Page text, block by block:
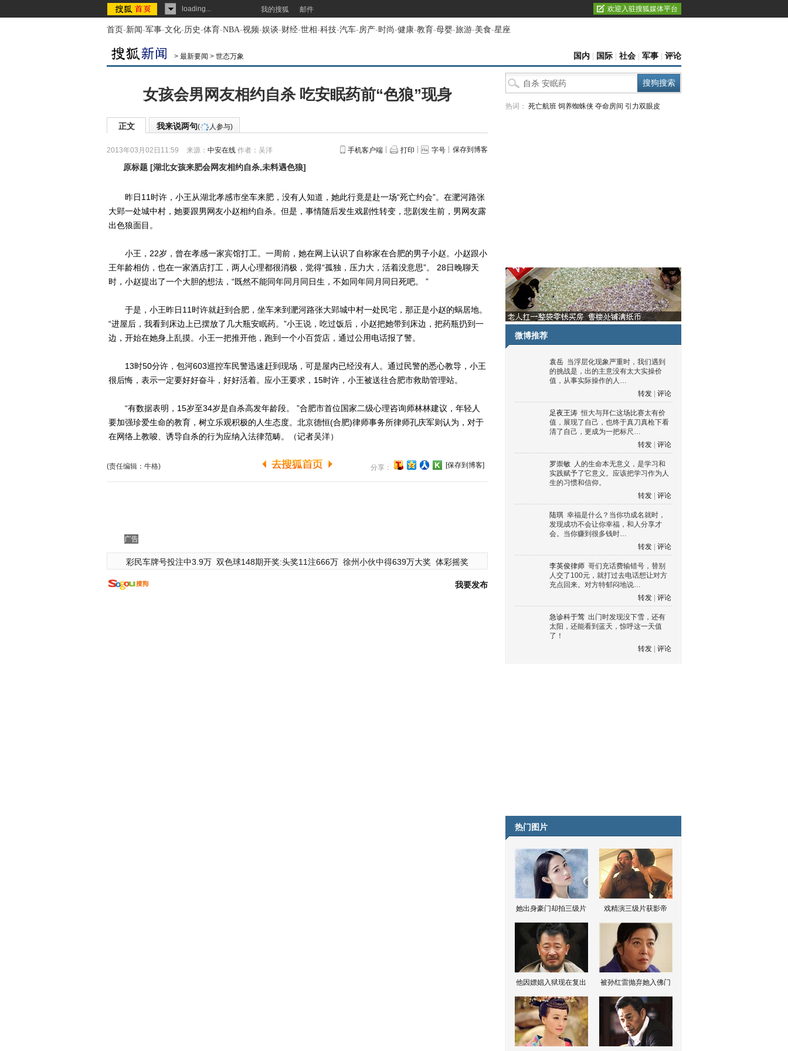
loading... 我的搜狐 邮件 欢迎入驻搜狐媒体平台
首页-新闻-军事-文化-历史-体育-NBA-视频-娱谈-财经-世相-科技-汽车-房产-时尚-健康-教育-母婴-旅游-美食-星座
> 最新要闻 > 世态万象 国内 国际 社会 军事 评论
女孩会男网友相约自杀 吃安眠药前“色狼”现身
正文 我来说两句( 人参与)
2013年03月02日11:59 来源： 中安在线 作者：吴洋 手机客户端 打印 字号 保存到博客
原标题 [湖北女孩来肥会网友相约自杀,未料遇色狼]
昨日11时许，小王从湖北孝感市坐车来肥，没有人知道，她此行竟是赴一场“死亡约会”。在淝河路张
大郢一处城中村，她要跟男网友小赵相约自杀。但是，事情随后发生戏剧性转变，悲剧发生前，男网友露
出色狼面目。
小王，22岁，曾在孝感一家宾馆打工。一周前，她在网上认识了自称家在合肥的男子小赵。小赵跟小
王年龄相仿，也在一家酒店打工，两人心理都很消极，觉得“孤独，压力大，活着没意思”。 28日晚聊天
时，小赵提出了一个大胆的想法，“既然不能同年同月同日生，不如同年同月同日死吧。 ”
于是，小王昨日11时许就赶到合肥，坐车来到淝河路张大郢城中村一处民宅，那正是小赵的蜗居地。
“进屋后，我看到床边上已摆放了几大瓶安眠药。”小王说，吃过饭后，小赵把她带到床边，把药瓶扔到一
边，开始在她身上乱摸。小王一把推开他，跑到一个小百货店，通过公用电话报了警。
13时50分许，包河603巡控车民警迅速赶到现场，可是屋内已经没有人。通过民警的悉心教导，小王
很后悔，表示一定要好好奋斗，好好活着。应小王要求，15时许，小王被送往合肥市救助管理站。
“有数据表明，15岁至34岁是自杀高发年龄段。 ”合肥市首位国家二级心理咨询师林林建议，年轻人
要加强珍爱生命的教育，树立乐观积极的人生态度。北京德恒(合肥)律师事务所律师孔庆军则认为，对于
在网络上教唆、诱导自杀的行为应纳入法律范畴。（记者吴洋）
(责任编辑：牛格) 分享： [保存到博客]
广告
彩民车牌号投注中3.9万 双色球148期开奖:头奖11注666万 徐州小伙中得639万大奖 体彩摇奖
我要发布
热词： 死亡航班 饲养蜘蛛侠 夺命房间 引力双眼皮
微博推荐
袁岳 当浮层化现象严重时，我们遇到
的挑战是，出的主意没有太大实操价
值，从事实际操作的人…
转发
评论
足夜王涛 恒大与拜仁这场比赛太有价
值，展现了自己，也终于真刀真枪下看
清了自己，更成为一把标尺…
转发
评论
罗崇敏 人的生命本无意义，是学习和
实践赋予了它意义。应该把学习作为人
生的习惯和信仰。
转发
评论
陆琪 幸福是什么？当你功成名就时，
发现成功不会让你幸福，和人分享才
会。当你赚到很多钱时…
转发
评论
李英俊律师 哥们充话费输错号，替别
人交了100元，就打过去电话想让对方
充点回来。对方特郁闷地说…
转发
评论
急诊科于莺 出门时发现没下雪，还有
太阳，还能看到蓝天，惊呼这一天值
了！
转发
评论
热门图片
她出身豪门却拍三级片 戏精演三级片获影帝
他因嫖娼入狱现在复出 被孙红雷抛弃她入佛门